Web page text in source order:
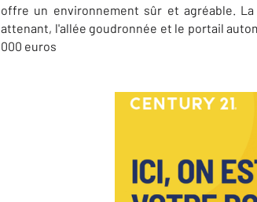
offre un environnement sûr et agréable.
attenant, l'allée goudronnée et le portail
000 euros​